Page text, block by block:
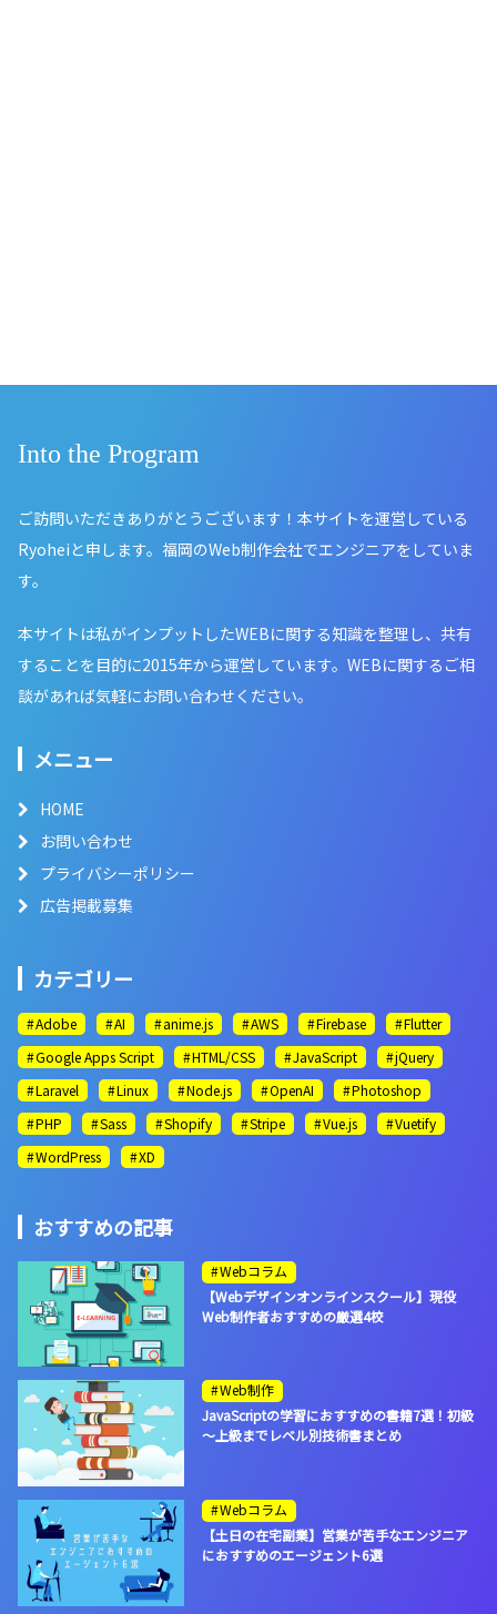
Into the Program
ご訪問いただきありがとうございます！本サイトを運営している
Ryoheiと申します。福岡のWeb制作会社でエンジニアをしていま
す。
本サイトは私がインプットしたWEBに関する知識を整理し、共有
することを目的に2015年から運営しています。WEBに関するご相
談があれば気軽にお問い合わせください。
メニュー
HOME
お問い合わせ
プライバシーポリシー
広告掲載募集
カテゴリー
Adobe AI anime.js AWS Firebase
Flutter
Google Apps Script
HTML/CSS JavaScript
jQuery
Laravel
Linux Node.js OpenAI
Photoshop
PHP
Sass Shopify Stripe Vue.js
Vuetify
WordPress
XD
おすすめの記事
Webコラム
【Webデザインオンラインスクール】現役
Web制作者おすすめの厳選4校
Web制作
JavaScriptの学習におすすめの書籍7選！初級
～上級までレベル別技術書まとめ
Webコラム
【土日の在宅副業】営業が苦手なエンジニア
におすすめのエージェント6選